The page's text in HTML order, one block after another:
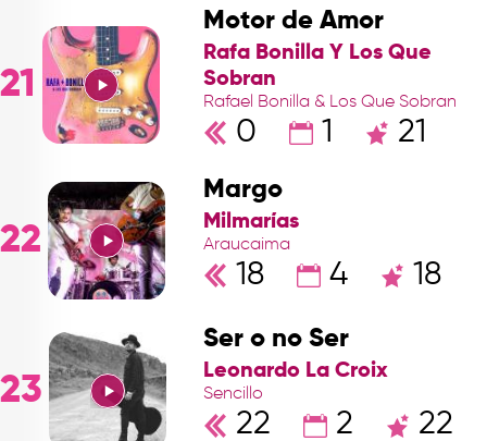
21
Motor de Amor
Rafa Bonilla Y Los Que
Sobran
Rafael Bonilla & Los Que Sobran
0 1 21
22
Margo
Milmarías
Araucaima
18 4 18
23
Ser o no Ser
Leonardo La Croix
Sencillo
22 2 22